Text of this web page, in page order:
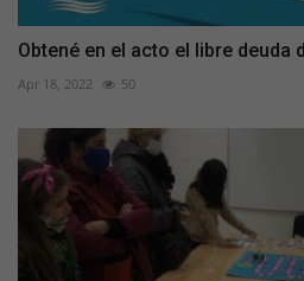
Obtené en el acto el libre deuda
Apr 18, 2022 50